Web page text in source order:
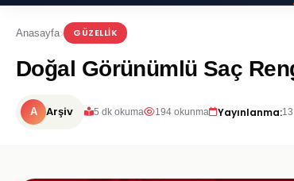
Anasayfa GÜZELLIK
Doğal Görünümlü Saç
A Arşiv 5 dk okuma 194 okunma Yayınlanma: